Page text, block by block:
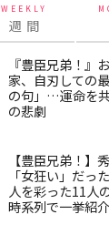
WEEKLY
週 間
『豊臣兄弟！』
家、自刃しての
の句」…運命を
の悲劇
【豊臣兄弟！】
「女狂い」だっ
人を彩った11人
時系列で一挙紹介